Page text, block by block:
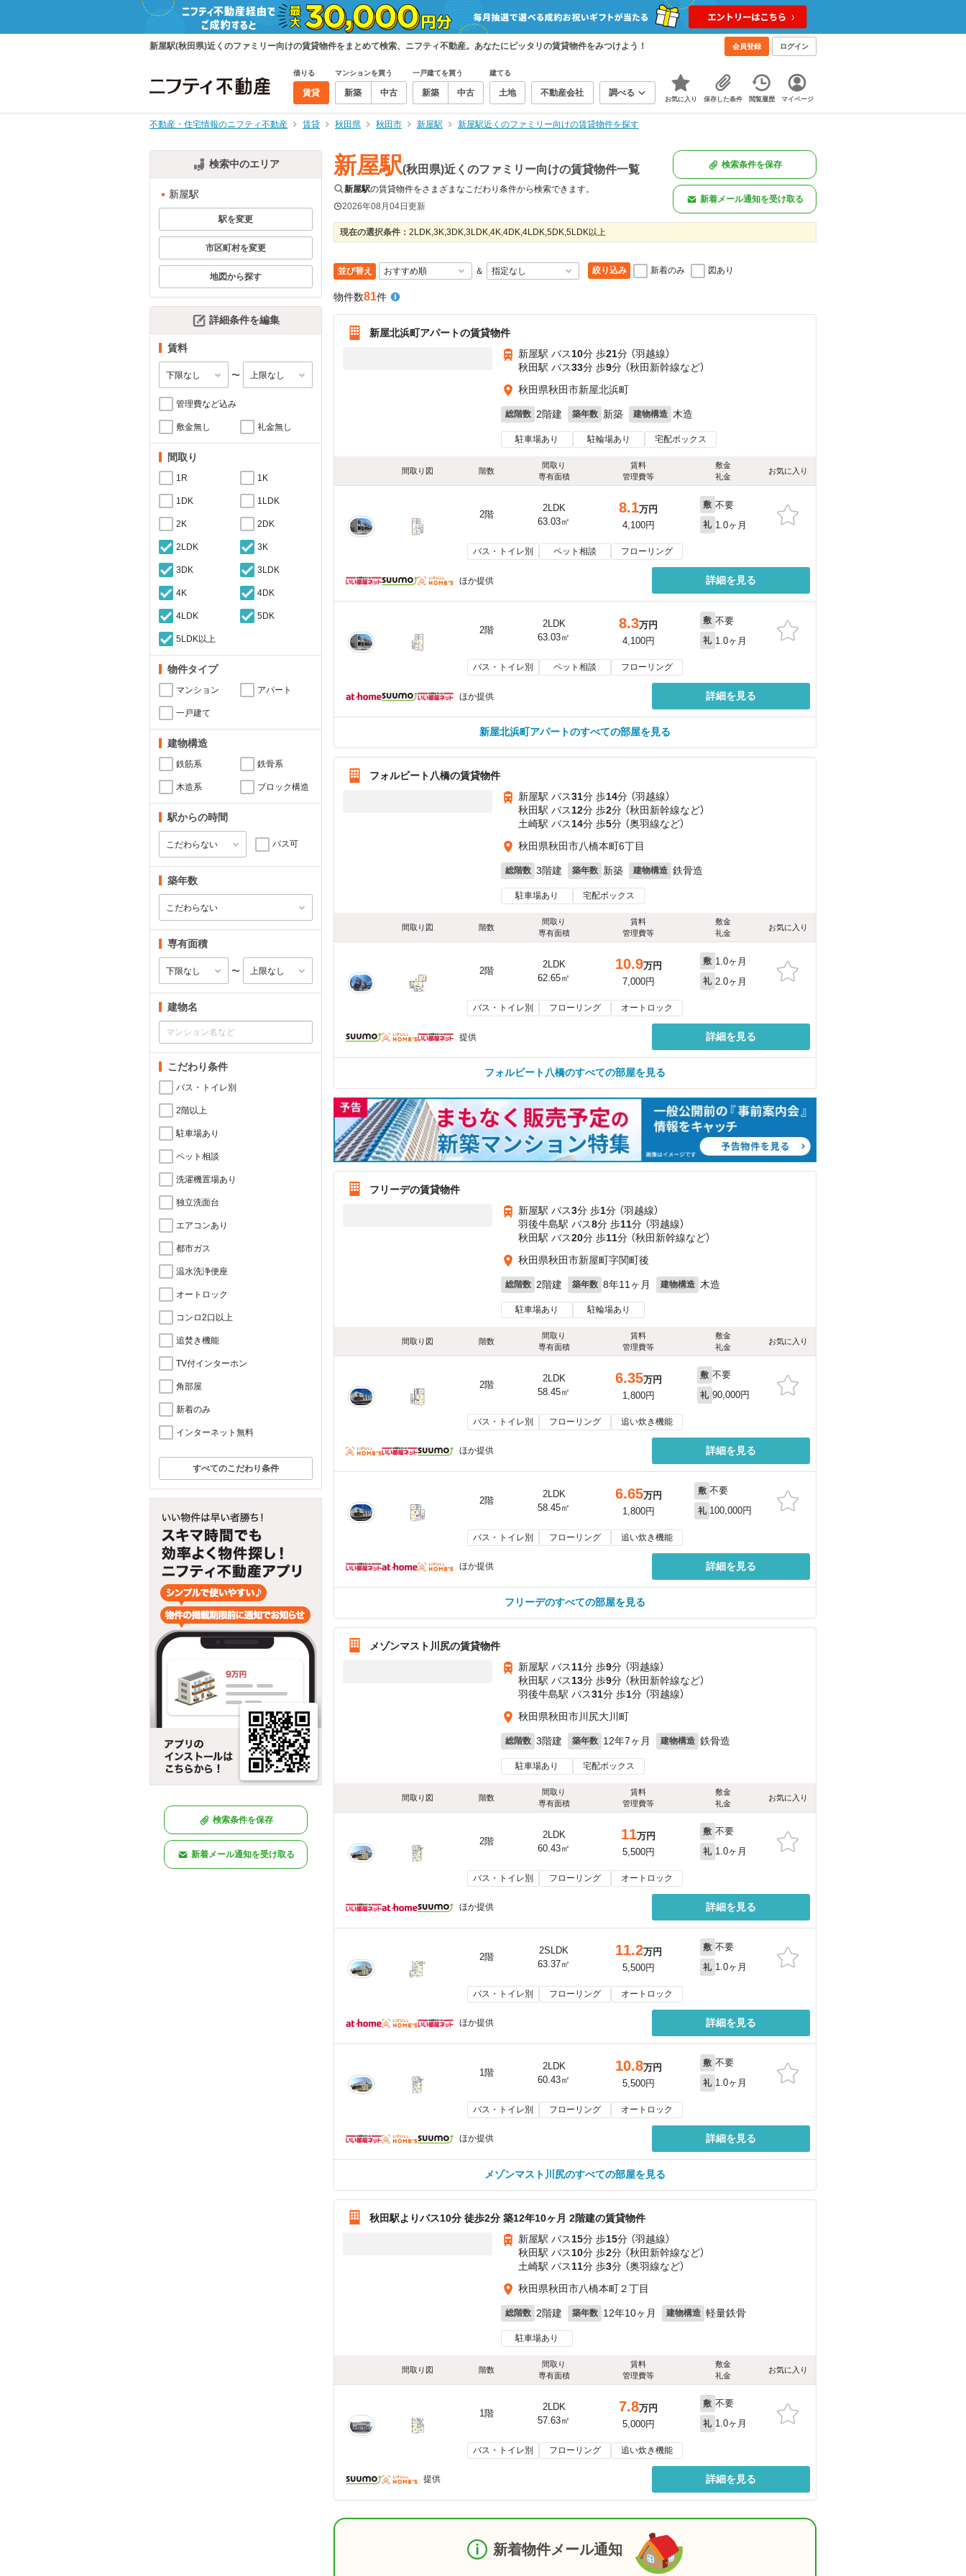
新屋駅(秋田県)近くのファミリー向けの賃貸物件をまとめて検索、ニフティ不動産。あなたにピッタリの賃貸物件をみつけよう！ 会員登録 ログイン
借りる
賃貸
マンションを買う
新築 中古
一戸建てを買う
新築 中古
建てる
土地 不動産会社 調べる
お気に入り 保存した条件 閲覧履歴 マイページ
不動産・住宅情報のニフティ不動産 賃貸 秋田県 秋田市 新屋駅 新屋駅近くのファミリー向けの賃貸物件を探す
検索中のエリア
新屋駅
駅を変更
市区町村を変更
地図から探す
詳細条件を編集
賃料
〜
管理費など込み
敷金無し 礼金無し
間取り
1R 1K
1DK 1LDK
2K 2DK
2LDK 3K
3DK 3LDK
4K 4DK
4LDK 5DK
5LDK以上
物件タイプ
マンション アパート
一戸建て
建物構造
鉄筋系 鉄骨系
木造系 ブロック構造
駅からの時間
バス可
築年数
専有面積
〜
建物名
こだわり条件
バス・トイレ別
2階以上
駐車場あり
ペット相談
洗濯機置場あり
独立洗面台
エアコンあり
都市ガス
温水洗浄便座
オートロック
コンロ2口以上
追焚き機能
TV付インターホン
角部屋
新着のみ
インターネット無料
すべてのこだわり条件
検索条件を保存
新着メール通知を受け取る
新屋駅(秋田県)近くのファミリー向けの賃貸物件一覧
新屋駅の賃貸物件をさまざまなこだわり条件から検索できます。
2026年08月04日更新
検索条件を保存
新着メール通知を受け取る
現在の選択条件： 2LDK,3K,3DK,3LDK,4K,4DK,4LDK,5DK,5LDK以上
並び替え ＆ 絞り込み 新着のみ 図あり
物件数81件
新屋北浜町アパートの賃貸物件
新屋駅 バス10分 歩21分 （羽越線）
秋田駅 バス33分 歩9分 （秋田新幹線など）
秋田県秋田市新屋北浜町
総階数 2階建 築年数 新築 建物構造 木造
駐車場あり 駐輪場あり 宅配ボックス
間取り図 階数
間取り
専有面積
賃料
管理費等
敷金
礼金
お気に入り
2階
2LDK
63.03㎡
8.1万円
4,100円
敷 不要
礼 1.0ヶ月
バス・トイレ別 ペット相談 フローリング
ほか提供 詳細を見る
2階
2LDK
63.03㎡
8.3万円
4,100円
敷 不要
礼 1.0ヶ月
バス・トイレ別 ペット相談 フローリング
ほか提供 詳細を見る
新屋北浜町アパートのすべての部屋を見る
フォルビート八橋の賃貸物件
新屋駅 バス31分 歩14分 （羽越線）
秋田駅 バス12分 歩2分 （秋田新幹線など）
土崎駅 バス14分 歩5分 （奥羽線など）
秋田県秋田市八橋本町6丁目
総階数 3階建 築年数 新築 建物構造 鉄骨造
駐車場あり 宅配ボックス
間取り図 階数
間取り
専有面積
賃料
管理費等
敷金
礼金
お気に入り
2階
2LDK
62.65㎡
10.9万円
7,000円
敷 1.0ヶ月
礼 2.0ヶ月
バス・トイレ別 フローリング オートロック
提供 詳細を見る
フォルビート八橋のすべての部屋を見る
フリーデの賃貸物件
新屋駅 バス3分 歩1分 （羽越線）
羽後牛島駅 バス8分 歩11分 （羽越線）
秋田駅 バス20分 歩11分 （秋田新幹線など）
秋田県秋田市新屋町字関町後
総階数 2階建 築年数 8年11ヶ月 建物構造 木造
駐車場あり 駐輪場あり
間取り図 階数
間取り
専有面積
賃料
管理費等
敷金
礼金
お気に入り
2階
2LDK
58.45㎡
6.35万円
1,800円
敷 不要
礼 90,000円
バス・トイレ別 フローリング 追い炊き機能
ほか提供 詳細を見る
2階
2LDK
58.45㎡
6.65万円
1,800円
敷 不要
礼 100,000円
バス・トイレ別 フローリング 追い炊き機能
ほか提供 詳細を見る
フリーデのすべての部屋を見る
メゾンマスト川尻の賃貸物件
新屋駅 バス11分 歩9分 （羽越線）
秋田駅 バス13分 歩9分 （秋田新幹線など）
羽後牛島駅 バス31分 歩1分 （羽越線）
秋田県秋田市川尻大川町
総階数 3階建 築年数 12年7ヶ月 建物構造 鉄骨造
駐車場あり 宅配ボックス
間取り図 階数
間取り
専有面積
賃料
管理費等
敷金
礼金
お気に入り
2階
2LDK
60.43㎡
11万円
5,500円
敷 不要
礼 1.0ヶ月
バス・トイレ別 フローリング オートロック
ほか提供 詳細を見る
2階
2SLDK
63.37㎡
11.2万円
5,500円
敷 不要
礼 1.0ヶ月
バス・トイレ別 フローリング オートロック
ほか提供 詳細を見る
1階
2LDK
60.43㎡
10.8万円
5,500円
敷 不要
礼 1.0ヶ月
バス・トイレ別 フローリング オートロック
ほか提供 詳細を見る
メゾンマスト川尻のすべての部屋を見る
秋田駅よりバス10分 徒歩2分 築12年10ヶ月 2階建の賃貸物件
新屋駅 バス15分 歩15分 （羽越線）
秋田駅 バス10分 歩2分 （秋田新幹線など）
土崎駅 バス11分 歩3分 （奥羽線など）
秋田県秋田市八橋本町２丁目
総階数 2階建 築年数 12年10ヶ月 建物構造 軽量鉄骨
駐車場あり
間取り図 階数
間取り
専有面積
賃料
管理費等
敷金
礼金
お気に入り
1階
2LDK
57.63㎡
7.8万円
5,000円
敷 不要
礼 1.0ヶ月
バス・トイレ別 フローリング 追い炊き機能
提供 詳細を見る
新着物件メール通知